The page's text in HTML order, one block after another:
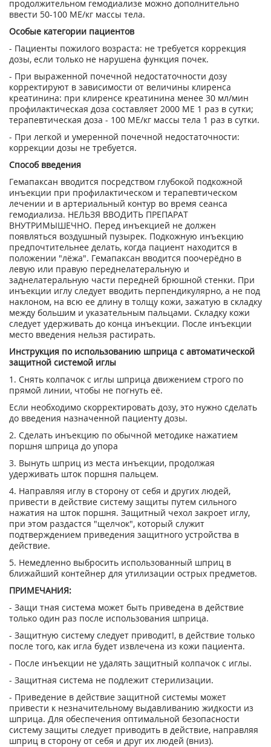
продолжительном гемодиализе можно дополнительно
ввести 50-100 МЕ/кг массы тела.
Особые категории пациентов
- Пациенты пожилого возраста: не требуется коррекция
дозы, если только не нарушена функция почек.
- При выраженной почечной недостаточности дозу
корректируют в зависимости от величины клиренса
креатинина: при клиренсе креатинина менее 30 мл/мин
профилактическая доза составляет 2000 ME 1 раз в сутки;
терапевтическая доза - 100 МЕ/кг массы тела 1 раз в сутки.
- При легкой и умеренной почечной недостаточности:
коррекции дозы не требуется.
Способ введения
Гемапаксан вводится посредством глубокой подкожной
инъекции при профилактическом и терапевтическом
лечении и в артериальный контур во время сеанса
гемодиализа. НЕЛЬЗЯ ВВОДИТЬ ПРЕПАРАТ
ВНУТРИМЫШЕЧНО. Перед инъекцией не должен
появляться воздушный пузырек. Подкожную инъекцию
предпочтительнее делать, когда пациент находится в
положении "лёжа". Гемапаксан вводится поочерёдно в
левую или правую переднелатеральную и
заднелатеральную части передней брюшной стенки. При
инъекции иглу следует вводить перпендикулярно, а не под
наклоном, на всю ее длину в толщу кожи, зажатую в складку
между большим и указательным пальцами. Складку кожи
следует удерживать до конца инъекции. После инъекции
место введения нельзя растирать.
Инструкция по использованию шприца с автоматической
защитной системой иглы
1. Снять колпачок с иглы шприца движением строго по
прямой линии, чтобы не погнуть её.
Если необходимо скорректировать дозу, это нужно сделать
до введения назначенной пациенту дозы.
2. Сделать инъекцию по обычной методике нажатием
поршня шприца до упора
3. Вынуть шприц из места инъекции, продолжая
удерживать шток поршня пальцем.
4. Направляя иглу в сторону от себя и других людей,
привести в действие систему защиты путем сильного
нажатия на шток поршня. Защитный чехол закроет иглу,
при этом раздастся "щелчок", который служит
подтверждением приведения защитного устройства в
действие.
5. Немедленно выбросить использованный шприц в
ближайший контейнер для утилизации острых предметов.
ПРИМЕЧАНИЯ:
- Защи тная система может быть приведена в действие
только один раз после использования шприца.
- Защитную систему следует приводит!, в действие только
после того, как игла будет извлечена из кожи пациента.
- После инъекции не удалять защитный колпачок с иглы.
- Защитная система не подлежит стерилизации.
- Приведение в действие защитной системы может
привести к незначительному выдавливанию жидкости из
шприца. Для обеспечения оптимальной безопасности
систему защиты следует приводить в действие, направляя
шприц в сторону от себя и друг их людей (вниз).